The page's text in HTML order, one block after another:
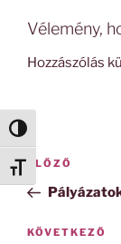
Nagy kontraszt
Betűméret váltása
Vélemény,
Hozzászólás
Bejegyzés
navigáció
Korábbi
bejegyzés
ELŐZŐ
Következő
KÖVETKEZŐ